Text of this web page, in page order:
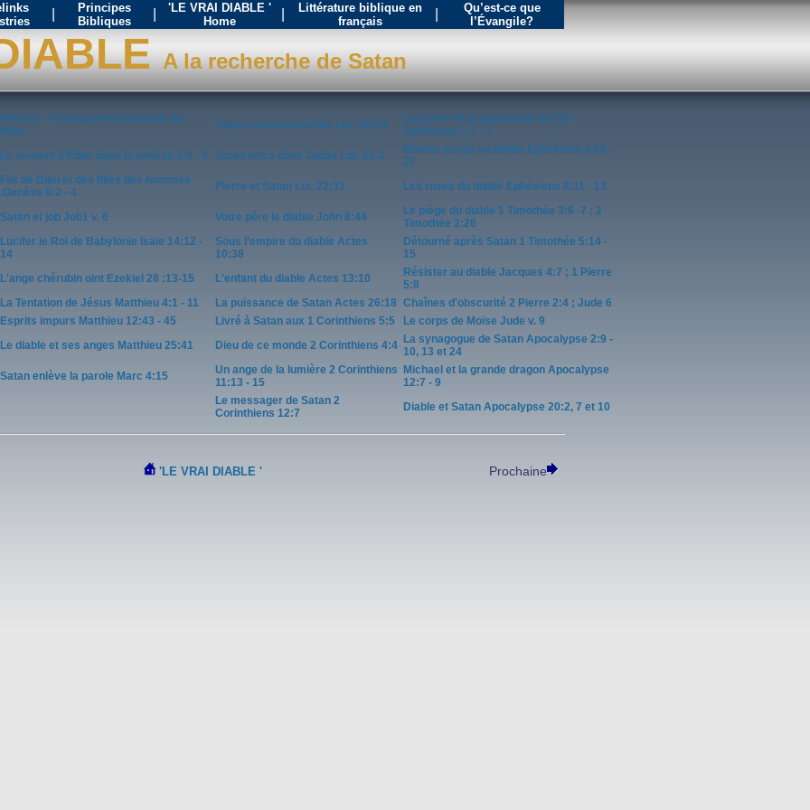
Principes
Bibliques
'LE VRAI DIABLE '
Home
Littérature biblique en
français
Qu’est-ce que
l’Évangile?
A la recherche de Satan
Préface : Passages mal compris de
bible
Satan comme un éclair Luc 10:18
Le prince de la puissance de l’Air
Ephésiens 2:1 - 3
Le serpent d’Eden dans la genèse 3:4 - 5
Satan entra dans Judas Luc 22:3
Donner accès au diable Ephésiens 4:26 -
27
Fils de Dieu et des filles des hommes
.Genèse 6:2 - 4
Pierre et Satan Luc 22:31 Les ruses du diable Ephésiens 6:11 - 13
Satan et job Job1 v. 6 Votre père le diable John 8:44
Le piège du diable 1 Timothée 3:6 -7 ; 2
Timothée 2:26
Lucifer le Roi de Babylonie Isaïe 14:12 -
14
Sous l’empire du diable Actes
10:38
Détourné après Satan 1 Timothée 5:14 -
15
L'ange chérubin oint Ezekiel 28 :13-15
L'enfant du diable Actes 13:10
Résister au diable Jacques 4:7 ; 1 Pierre
5:8
La Tentation de Jésus Matthieu 4:1 - 11
La puissance de Satan Actes 26:18 Chaînes d'obscurité 2 Pierre 2:4 ; Jude 6
Esprits impurs Matthieu 12:43 - 45
Livré à Satan aux 1 Corinthiens 5:5
Le corps de Moïse Jude v. 9
Le diable et ses anges Matthieu 25:41
Dieu de ce monde 2 Corinthiens 4:4
La synagogue de Satan Apocalypse 2:9 -
10, 13 et 24
Satan enlève la parole Marc 4:15
Un ange de la lumière 2 Corinthiens
11:13 - 15
Michael et la grande dragon Apocalypse
12:7 - 9
Le messager de Satan 2
Corinthiens 12:7
Diable et Satan Apocalypse 20:2, 7 et 10
'LE VRAI DIABLE ' Prochaine